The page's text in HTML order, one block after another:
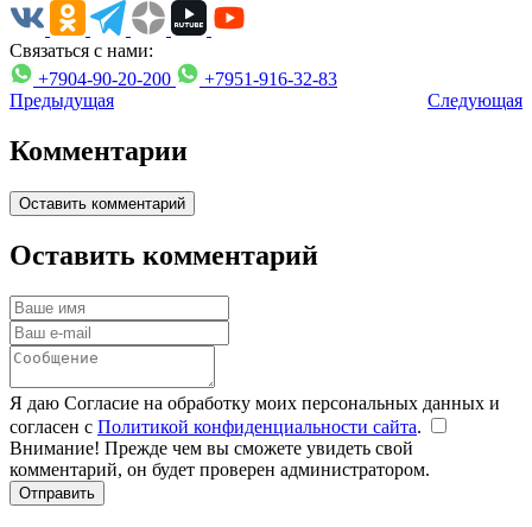
Связаться с нами:
+7904-90-20-200
+7951-916-32-83
Предыдущая
Следующая
Комментарии
Оставить комментарий
Оставить комментарий
Я даю Согласие на обработку моих персональных данных и
согласен с Политикой конфиденциальности сайта.
Внимание! Прежде чем вы сможете увидеть свой
комментарий, он будет проверен администратором.
Отправить